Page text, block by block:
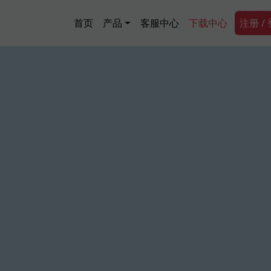
Main navigation
首页 产品 客服中心 下载中心 注册 /